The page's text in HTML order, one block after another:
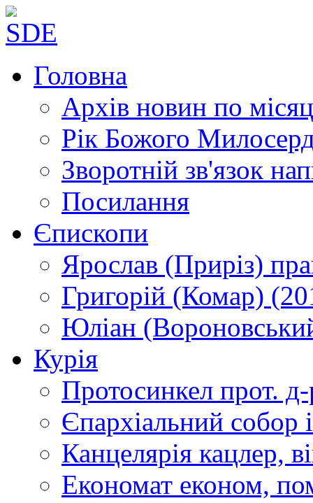
Головна
Архів новин по
Рік Божого
Зворотній зв'язок
Посилання
Єпископи
Ярослав (Приріз)
Григорій (Комар)
Юліан
Курія
Протосинкел прот.
Єпархіальний собор
Канцелярія кацлер,
Економат економ,